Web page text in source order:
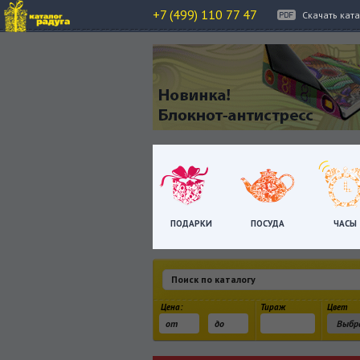
+7 (499) 110 77 47 Скачать
ПОДАРКИ ПОСУДА ЧАСЫ
Цена: Тираж Цвет